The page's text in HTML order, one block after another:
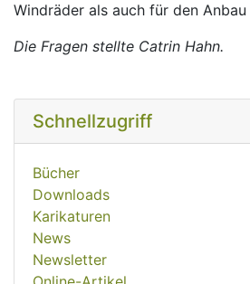
Windräder als auch für den Anbau
Die Fragen stellte Catrin Hahn.
Schnellzugriff
Bücher
Downloads
Karikaturen
News
Newsletter